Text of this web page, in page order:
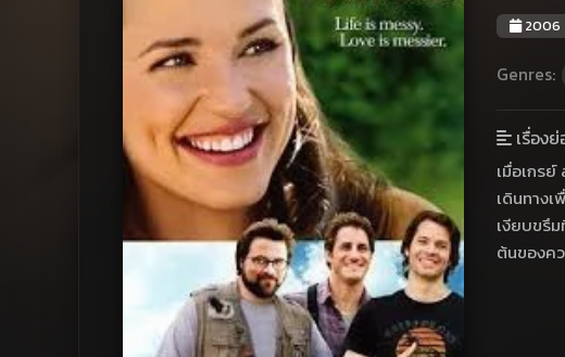
2006
Genres:
เรื่องย่
เมื่อเกร
เดินทาง
เงียบขรึม
ต้นของค